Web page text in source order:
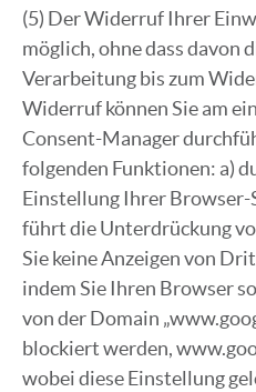
(5) Der Widerruf Ihrer
möglich, ohne dass davon
Verarbeitung bis zum
Widerruf können Sie am
Consent-Manager
folgenden Funktionen: a)
Einstellung Ihrer
führt die Unterdrückung
Sie keine Anzeigen von
indem Sie Ihren Browser
von der Domain
blockiert werden,
wobei diese Einstellung